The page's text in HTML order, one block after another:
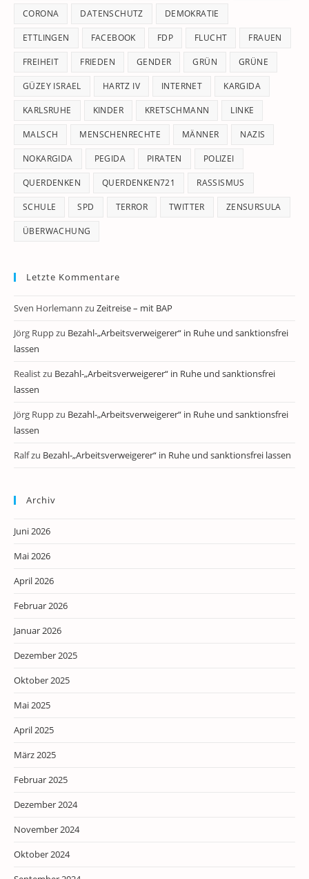
CORONA DATENSCHUTZ DEMOKRATIE
ETTLINGEN FACEBOOK FDP FLUCHT FRAUEN
FREIHEIT FRIEDEN GENDER GRÜN GRÜNE
GÜZEY ISRAEL HARTZ IV INTERNET KARGIDA
KARLSRUHE KINDER KRETSCHMANN LINKE
MALSCH MENSCHENRECHTE MÄNNER NAZIS
NOKARGIDA PEGIDA PIRATEN POLIZEI
QUERDENKEN QUERDENKEN721 RASSISMUS
SCHULE SPD TERROR TWITTER ZENSURSULA
ÜBERWACHUNG
Letzte Kommentare
Sven Horlemann zu Zeitreise – mit BAP
Jörg Ruppzu Bezahl-„Arbeitsverweigerer“ in Ruhe und sanktionsfrei
lassen
Realistzu Bezahl-„Arbeitsverweigerer“ in Ruhe und sanktionsfrei
lassen
Jörg Ruppzu Bezahl-„Arbeitsverweigerer“ in Ruhe und sanktionsfrei
lassen
Ralfzu Bezahl-„Arbeitsverweigerer“ in Ruhe und sanktionsfrei lassen
Archiv
Juni 2026
Mai 2026
April 2026
Februar 2026
Januar 2026
Dezember 2025
Oktober 2025
Mai 2025
April 2025
März 2025
Februar 2025
Dezember 2024
November 2024
Oktober 2024